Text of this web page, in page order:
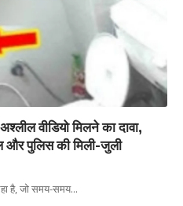
वीडियो मिलने का दावा,
और पुलिस की मिली-जुली
है, जो समय-समय…